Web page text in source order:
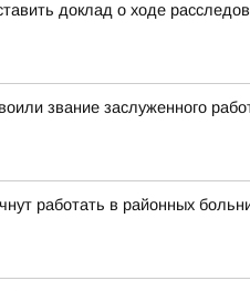
доклад о ходе
звание заслуженного
работать в районных